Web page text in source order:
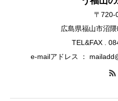
〒720-
広島県福山市沼
TEL&FAX .
e-mailアドレス ：